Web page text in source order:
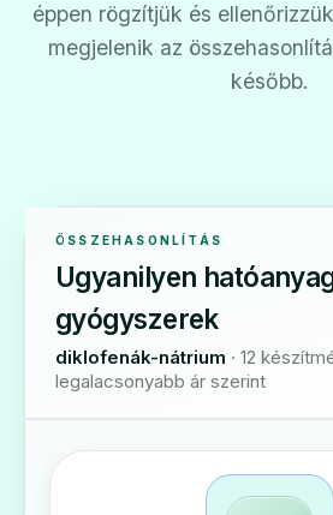
éppen rögzítjük és
megjelenik az
később.
ÖSSZEHASONLÍTÁS
Ugyanilyen
gyógyszerek
diklofenák-nátrium · 12
legalacsonyabb ár szerint